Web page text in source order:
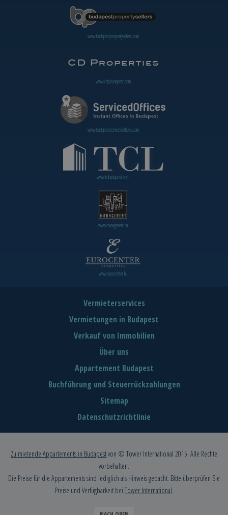
www.budapestpropertysellers.com
www.cdpbudapest.com
www.budapestservicedoffices.com
www.tclbudapest.com
www.managerent.hu
www.eurocenter.hu
Vermieterservices
Vermietungen in Budapest
Verkauf von Immobilien
Über uns
Appartement Budapest
Buchführung und Steuerrückzahlungen
Sitemap
Datenschutzrichtlinie
Zu mietende Appartements in Budapestvon © Tower International 2015. Alle Rechte
vorbehalten.
Die Preise für die Appartements sind lediglich als Hinweis gedacht. Bitte überprüfen Sie
Preise und Verfügbarkeit bei Tower International.